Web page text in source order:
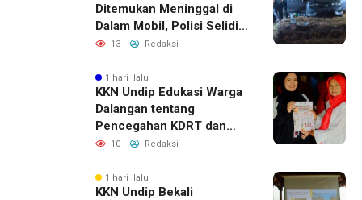
Ditemukan Meninggal di
Dalam Mobil, Polisi Selidiki
Dugaan Keterkaitan
13 Redaksi
1 hari lalu
KKN Undip Edukasi Warga
Dalangan tentang
Pencegahan KDRT dan
Komunikasi Keluarga
10 Redaksi
1 hari lalu
KKN Undip Bekali